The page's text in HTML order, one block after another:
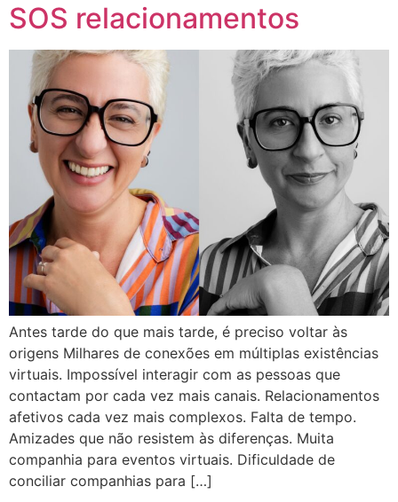
SOS relacionamentos
Antes tarde do que mais tarde, é preciso voltar às
origens Milhares de conexões em múltiplas existências
virtuais. Impossível interagir com as pessoas que
contactam por cada vez mais canais. Relacionamentos
afetivos cada vez mais complexos. Falta de tempo.
Amizades que não resistem às diferenças. Muita
companhia para eventos virtuais. Dificuldade de
conciliar companhias para […]